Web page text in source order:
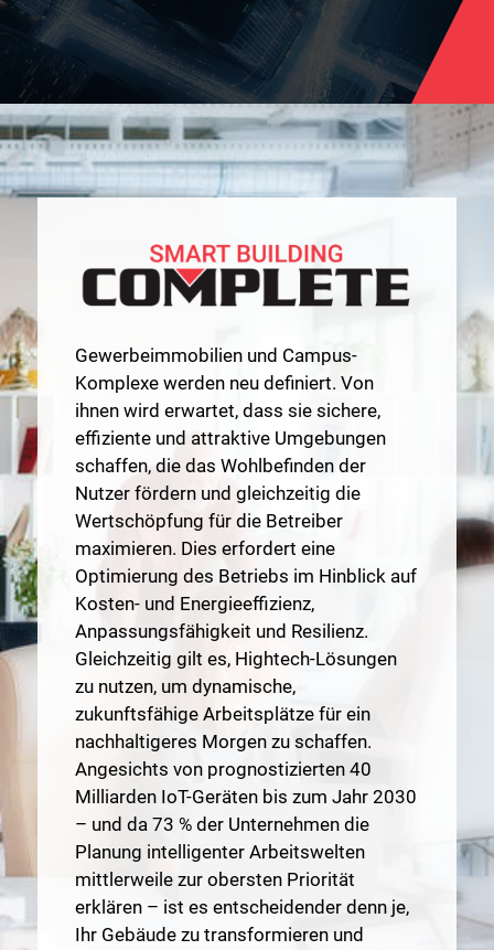
Gewerbeimmobilien und Campus-
Komplexe werden neu definiert. Von
ihnen wird erwartet, dass sie sichere,
effiziente und attraktive Umgebungen
schaffen, die das Wohlbefinden der
Nutzer fördern und gleichzeitig die
Wertschöpfung für die Betreiber
maximieren. Dies erfordert eine
Optimierung des Betriebs im Hinblick auf
Kosten- und Energieeffizienz,
Anpassungsfähigkeit und Resilienz.
Gleichzeitig gilt es, Hightech-Lösungen
zu nutzen, um dynamische,
zukunftsfähige Arbeitsplätze für ein
nachhaltigeres Morgen zu schaffen.
Angesichts von prognostizierten 40
Milliarden IoT-Geräten bis zum Jahr 2030
– und da 73 % der Unternehmen die
Planung intelligenter Arbeitswelten
mittlerweile zur obersten Priorität
erklären – ist es entscheidender denn je,
Ihr Gebäude zu transformieren und